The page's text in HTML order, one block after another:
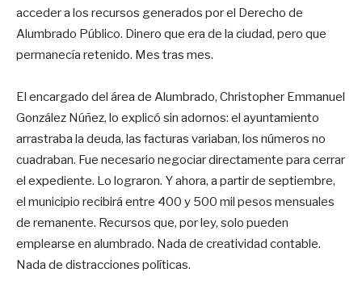
acceder a los recursos generados por el Derecho de
Alumbrado Público. Dinero que era de la ciudad, pero que
permanecía retenido. Mes tras mes.
El encargado del área de Alumbrado, Christopher Emmanuel
González Núñez, lo explicó sin adornos: el ayuntamiento
arrastraba la deuda, las facturas variaban, los números no
cuadraban. Fue necesario negociar directamente para cerrar
el expediente. Lo lograron. Y ahora, a partir de septiembre,
el municipio recibirá entre 400 y 500 mil pesos mensuales
de remanente. Recursos que, por ley, solo pueden
emplearse en alumbrado. Nada de creatividad contable.
Nada de distracciones políticas.